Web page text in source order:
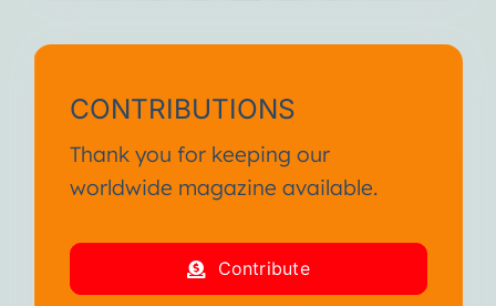
CONTRIBUTIONS
Thank you for keeping our
worldwide magazine available.
Contribute